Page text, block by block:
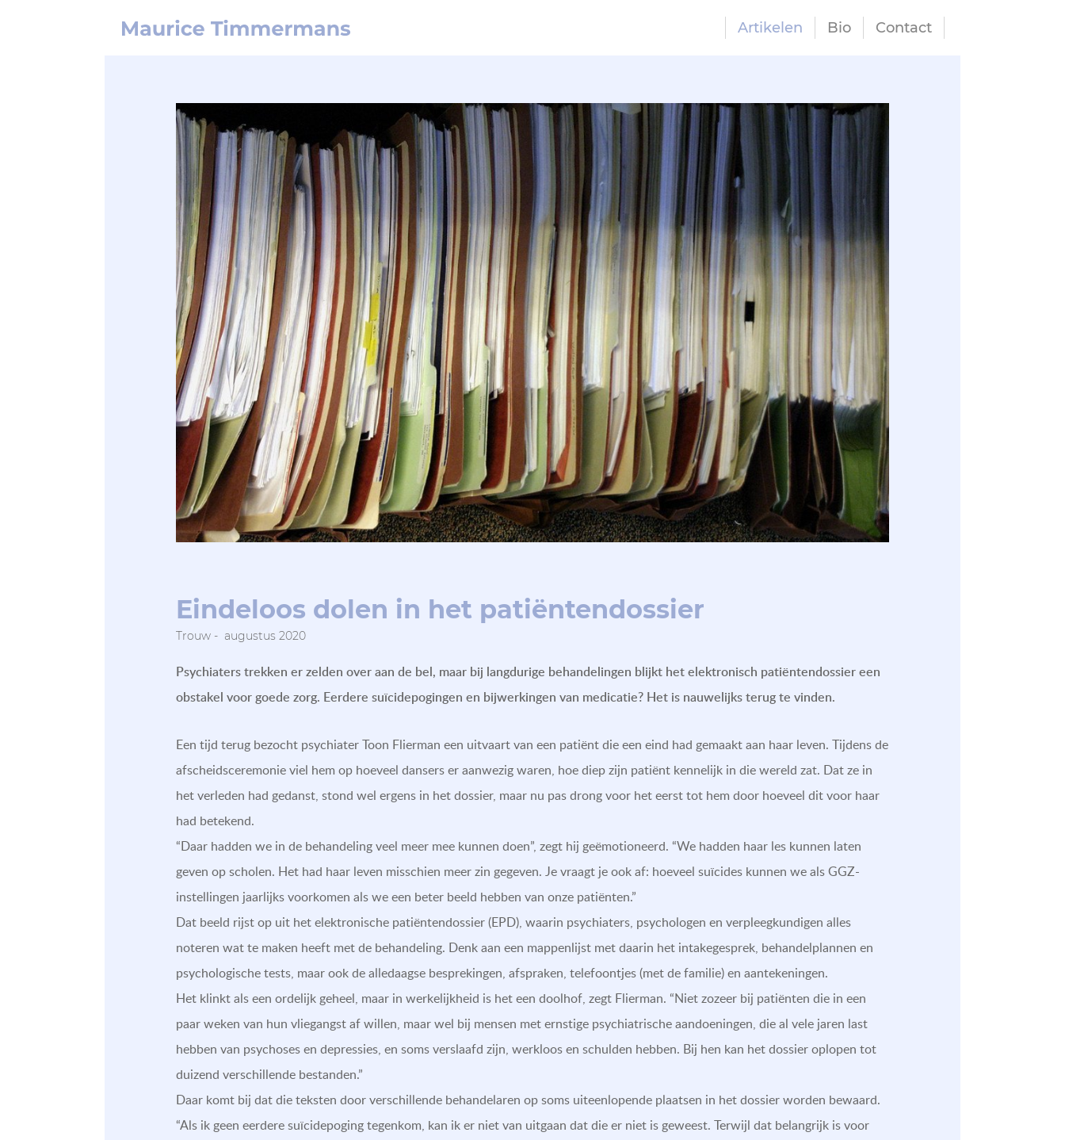
Artikelen Bio Contact
Eindeloos dolen in het patiëntendossier
Trouw - augustus 2020
Psychiaters trekken er zelden over aan de bel, maar bij langdurige behandelingen blijkt het elektronisch patiëntendossier een
obstakel voor goede zorg. Eerdere suïcidepogingen en bijwerkingen van medicatie? Het is nauwelijks terug te vinden.
Een tijd terug bezocht psychiater Toon Flierman een uitvaart van een patiënt die een eind had gemaakt aan haar leven. Tijdens de
afscheidsceremonie viel hem op hoeveel dansers er aanwezig waren, hoe diep zijn patiënt kennelijk in die wereld zat. Dat ze in
het verleden had gedanst, stond wel ergens in het dossier, maar nu pas drong voor het eerst tot hem door hoeveel dit voor haar
had betekend.
“Daar hadden we in de behandeling veel meer mee kunnen doen”, zegt hij geëmotioneerd. “We hadden haar les kunnen laten
geven op scholen. Het had haar leven misschien meer zin gegeven. Je vraagt je ook af: hoeveel suïcides kunnen we als GGZ-
instellingen jaarlijks voorkomen als we een beter beeld hebben van onze patiënten.”
Dat beeld rijst op uit het elektronische patiëntendossier (EPD), waarin psychiaters, psychologen en verpleegkundigen alles
noteren wat te maken heeft met de behandeling. Denk aan een mappenlijst met daarin het intakegesprek, behandelplannen en
psychologische tests, maar ook de alledaagse besprekingen, afspraken, telefoontjes (met de familie) en aantekeningen.
Het klinkt als een ordelijk geheel, maar in werkelijkheid is het een doolhof, zegt Flierman. “Niet zozeer bij patiënten die in een
paar weken van hun vliegangst af willen, maar wel bij mensen met ernstige psychiatrische aandoeningen, die al vele jaren last
hebben van psychoses en depressies, en soms verslaafd zijn, werkloos en schulden hebben. Bij hen kan het dossier oplopen tot
duizend verschillende bestanden.”
Daar komt bij dat die teksten door verschillende behandelaren op soms uiteenlopende plaatsen in het dossier worden bewaard.
“Als ik geen eerdere suïcidepoging tegenkom, kan ik er niet van uitgaan dat die er niet is geweest. Terwijl dat belangrijk is voor